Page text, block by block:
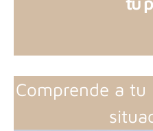
Comprende a